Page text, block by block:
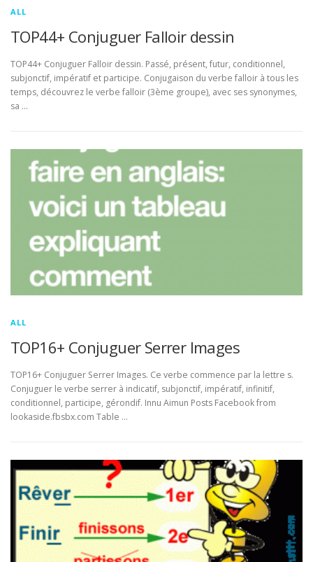
ALL
TOP44+ Conjuguer Falloir dessin
TOP44+ Conjuguer Falloir dessin. Passé, présent, futur, conditionnel,
subjonctif, impératif et participe. Conjugaison du verbe falloir à tous les
temps, découvrez le verbe falloir (3ème groupe), avec ses synonymes,
sa …
ALL
TOP16+ Conjuguer Serrer Images
TOP16+ Conjuguer Serrer Images. Ce verbe commence par la lettre s.
Conjuguer le verbe serrer à indicatif, subjonctif, impératif, infinitif,
conditionnel, participe, gérondif. Innu Aimun Posts Facebook from
lookaside.fbsbx.com Table …